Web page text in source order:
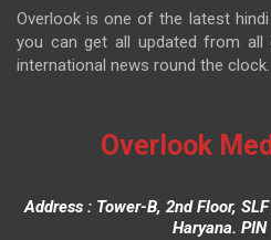
Overlook is one of the latest
you can get all updated from all
international news round the clock.
Overlook
Address : Tower-B, 2nd Floor,
Haryana.